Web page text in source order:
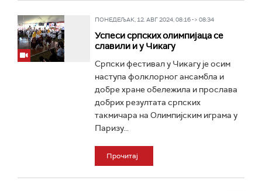
ПОНЕДЕЉАК, 12. АВГ 2024, 08:16 -> 08:34
Успеси српских олимпијаца се
славили и у Чикагу
Српски фестивал у Чикагу је осим
наступа фолклорног ансамбла и
добре хране обележила и прослава
добрих резултата српских
такмичара на Олимпијским играма у
Паризу...
Прочитај